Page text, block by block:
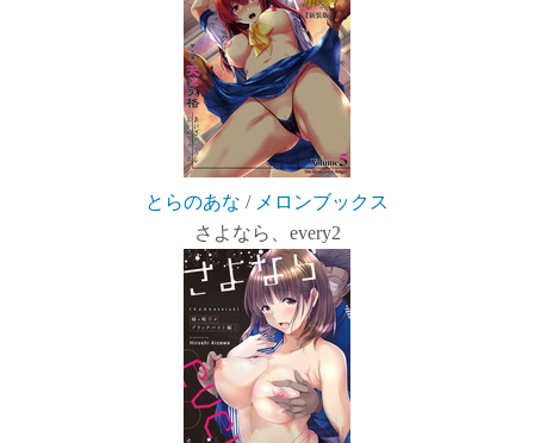
とらのあな / メロンブックス
さよなら、every2